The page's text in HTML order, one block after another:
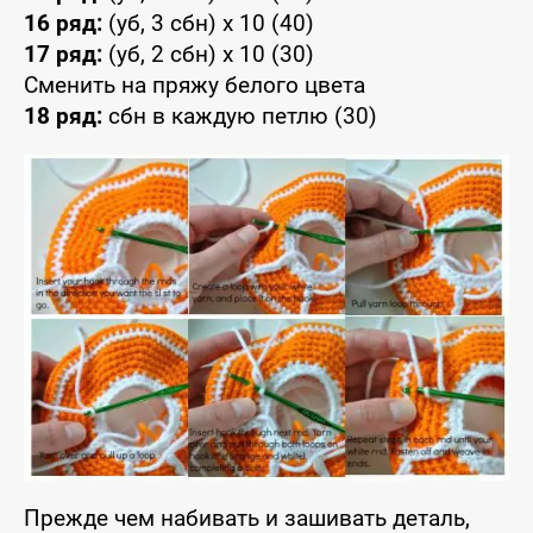
16 ряд: (уб, 3 сбн) x 10 (40)
17 ряд: (уб, 2 сбн) x 10 (30)
Сменить на пряжу белого цвета
18 ряд: сбн в каждую петлю (30)
Прежде чем набивать и зашивать деталь,